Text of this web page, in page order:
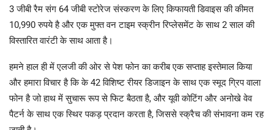
3 जीबी रैम संग 64 जीबी स्टोरेज संस्करण के लिए किफायती डिवाइस की कीमत
10,990 रुपये है और एक मुफ्त वन टाइम स्क्रीन रिप्लेसमेंट के साथ 2 साल की
विस्तारित वारंटी के साथ आता है।
हमने हाल ही में एलजी की ओर से पेश फोन का करीब एक सप्ताह इस्तेमाल किया
और हमारा विचार है कि के 42 विशिष्ट रीयर डिजाइन के साथ एक स्मूद ग्रिप वाला
फोन है जो हाथ में सुचारू रूप से फिट बैठता है, और यूवी कोटिंग और अनोखे वेव
पैटर्न के साथ एक स्थिर पकड़ प्रदान करता है, जिससे स्क्रैच की संभावना कम रह